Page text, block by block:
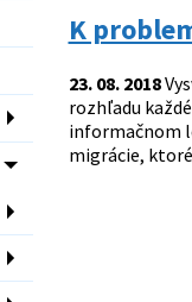
K
23. 08. 2018
rozhľadu
informačnom
migrácie,